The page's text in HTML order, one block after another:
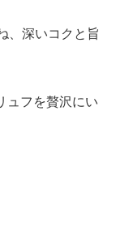
、深いコクと旨
ュフを贅沢にい